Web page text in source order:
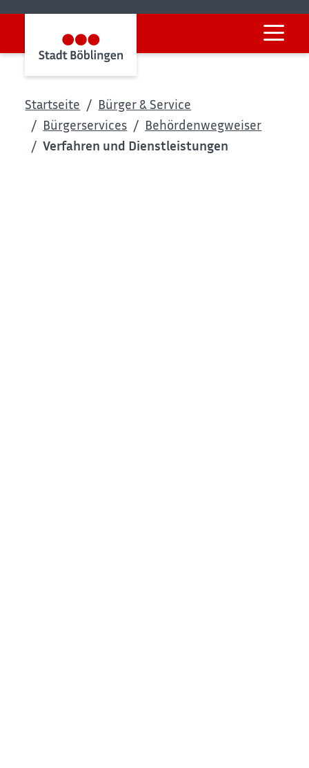
Startseite
Bürger & Service
Bürgerservices
Behördenwegweiser
Verfahren und Dienstleistungen